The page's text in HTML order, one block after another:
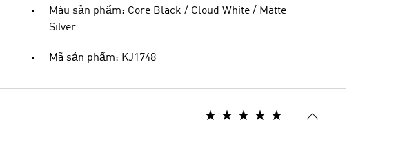
Màu sản phẩm: Core Black / Cloud White / Matte
Silver
Mã sản phẩm: KJ1748